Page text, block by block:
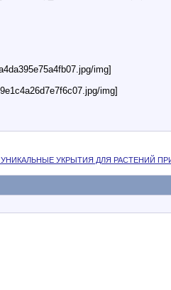
img]
img]
УКРЫТИЯ ДЛЯ РАСТЕНИЙ